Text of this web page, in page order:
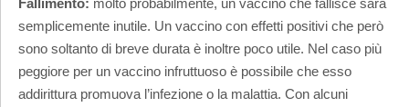
Fallimento: molto probabilmente, un vaccino che fallisce sarà
semplicemente inutile. Un vaccino con effetti positivi che però
sono soltanto di breve durata è inoltre poco utile. Nel caso più
peggiore per un vaccino infruttuoso è possibile che esso
addirittura promuova l’infezione o la malattia. Con alcuni